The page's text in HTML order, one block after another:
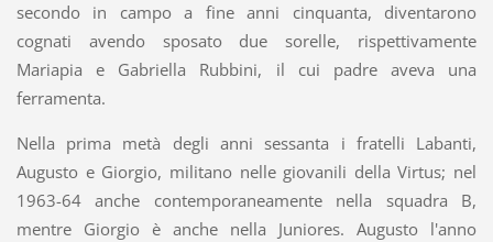
secondo in campo a fine anni cinquanta, diventarono
cognati avendo sposato due sorelle, rispettivamente
Mariapia e Gabriella Rubbini, il cui padre aveva una
ferramenta.
Nella prima metà degli anni sessanta i fratelli Labanti,
Augusto e Giorgio, militano nelle giovanili della Virtus; nel
1963-64 anche contemporaneamente nella squadra B,
mentre Giorgio è anche nella Juniores. Augusto l'anno